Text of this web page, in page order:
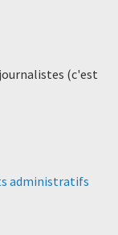
(c'est
administratifs